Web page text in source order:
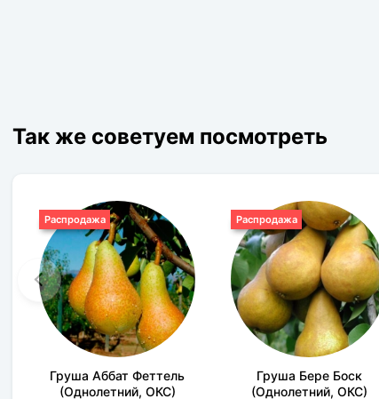
Так же советуем посмотреть
Груша Аббат Феттель
(Однолетний, ОКС)
Распродажа
Груша Бере Боск
(Однолетний, ОКС)
Распродажа